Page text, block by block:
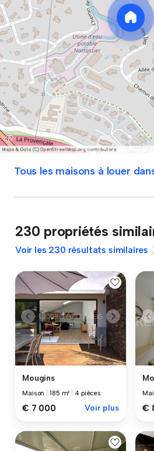
Tous les maisons à louer
230 propriétés
Voir les 230 résultats similaires
Mougins
Maison |185 m² 4 pièces
€ 7 000 Voir plus €